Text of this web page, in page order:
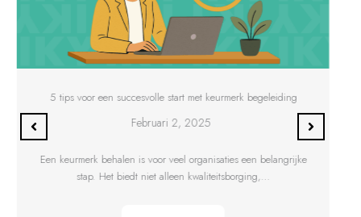
5 tips voor een succesvolle start met keurmerk begeleiding
Februari 2, 2025
Een keurmerk behalen is voor veel organisaties een belangrijke
stap. Het biedt niet alleen kwaliteitsborging,…